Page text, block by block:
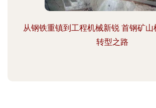
从钢铁重镇到工程机械新锐 首钢矿山
转型之路